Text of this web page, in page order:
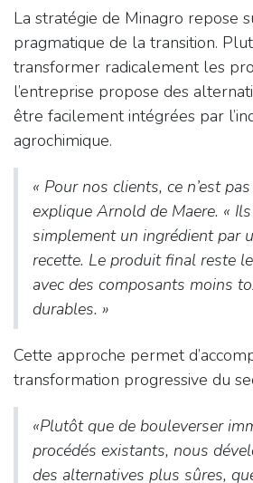
La stratégie de Minagro repose
pragmatique de la transition.
transformer radicalement les
l’entreprise propose des
être facilement intégrées par
agrochimique.
« Pour nos clients, ce n’est
explique Arnold de Maere. «
simplement un ingrédient par
recette. Le produit final reste
avec des composants moins
durables. »
Cette approche permet
transformation progressive du
«Plutôt que de bouleverser
procédés existants, nous
des alternatives plus sûres,